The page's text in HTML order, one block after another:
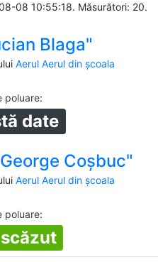
08 10:55:18. Măsurători: 20.
Blaga"
Aerul Aerul din școala
poluare:
date
Coşbuc"
Aerul Aerul din școala
poluare: